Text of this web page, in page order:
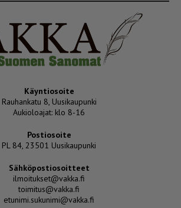
Käyntiosoite
Rauhankatu 8, Uusikaupunki
Aukioloajat: klo 8-16
Postiosoite
PL 84, 23501 Uusikaupunki
Sähköpostiosoitteet
ilmoitukset@vakka.fi
toimitus@vakka.fi
etunimi.sukunimi@vakka.fi